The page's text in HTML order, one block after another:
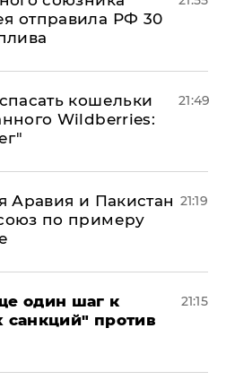
отправила РФ 30
кошельки
Wildberries:
21:49
Аравия и Пакистан
по примеру
21:19
один шаг к
санкций" против
21:15